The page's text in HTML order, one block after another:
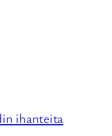
ihanteita